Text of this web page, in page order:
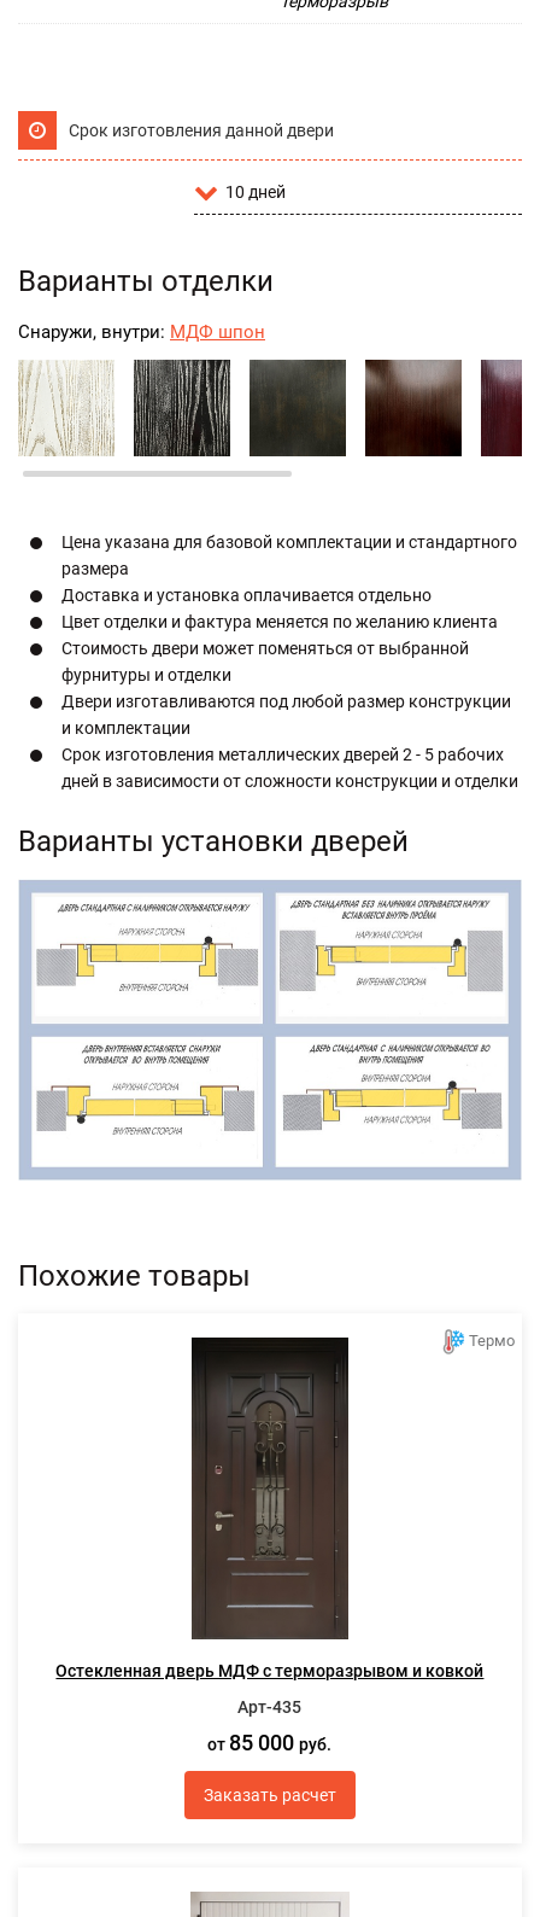
Срок изготовления данной двери
10 дней
Варианты отделки
Снаружи, внутри: МДФ шпон
Цена указана для базовой комплектации и стандартного
размера
Доставка и установка оплачивается отдельно
Цвет отделки и фактура меняется по желанию клиента
Стоимость двери может поменяться от выбранной
фурнитуры и отделки
Двери изготавливаются под любой размер конструкции
и комплектации
Срок изготовления металлических дверей 2 - 5 рабочих
дней в зависимости от сложности конструкции и отделки
Варианты установки дверей
Похожие товары
Термо
Остекленная дверь МДФ с терморазрывом и ковкой
Арт-435
от 85 000руб.
Заказать расчет